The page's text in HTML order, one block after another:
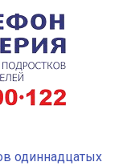
одиннадцатых